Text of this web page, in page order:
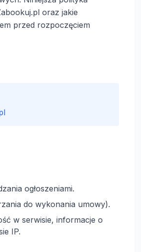
oraz jakie
przed rozpoczęciem
ogłoszeniami.
do wykonania umowy).
w serwisie, informacje o
IP.